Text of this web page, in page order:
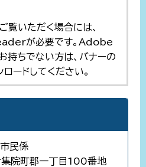
覧いただく場合には、
が必要です。Adobe
ちでない方は、バナーの
ードしてください。
民係
院町郡一丁目100番地